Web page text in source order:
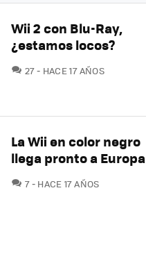
Wii 2 con Blu-Ray,
¿estamos locos?
27COMENTARIOS
HACE 17 AÑOS
La Wii en color negro
llega pronto a Europa
7COMENTARIOS
HACE 17 AÑOS